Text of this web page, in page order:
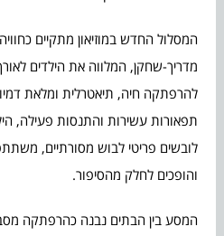
המסלול החדש במוזיאון מתקיים
מדריך-שחקן, המלווה את הילדים
להרפתקה חיה, תיאטרלית ומלאת
תפאורות עשירות והתנסות פעילה,
לובשים פריטי לבוש מסורתיים,
והופכים לחלק מהסיפור.
המסע בין הבתים נבנה כהרפתקה